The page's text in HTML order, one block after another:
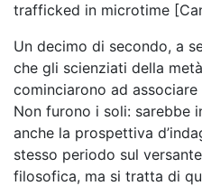
trafficked in microtime
Un decimo di secondo, a
che gli scienziati della
cominciarono ad
Non furono i soli: sarebbe
anche la prospettiva
stesso periodo sul
filosofica, ma si tratta di